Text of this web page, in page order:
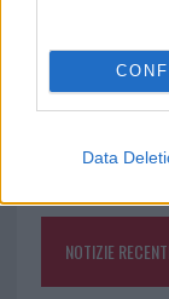
Data
F
a
ce
b
o
o
k
T
w
it
te
r
NOTIZIE